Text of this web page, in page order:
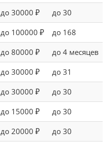
до 30000 ₽ до 30
до 100000 ₽ до 168
до 80000 ₽ до 4 месяцев
до 30000 ₽ до 31
до 30000 ₽ до 30
до 15000 ₽ до 30
до 20000 ₽ до 30